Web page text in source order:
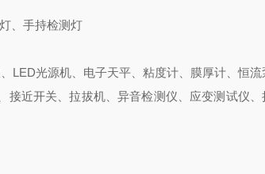
、手持检测灯
LED光源机、电子天平、粘度计、膜厚计、恒
近开关、拉拔机、异音检测仪、应变测试仪、